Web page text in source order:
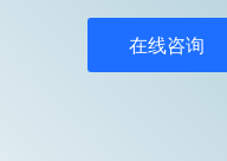
在线咨询